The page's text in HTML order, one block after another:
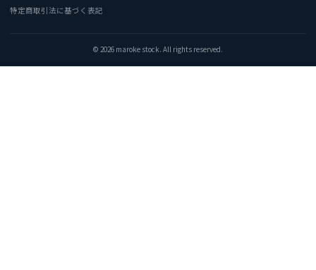
特定商取引法に基づく表記
© 2026 maroke stock. All rights reserved.